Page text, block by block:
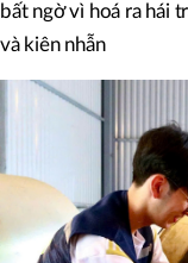
bất ngờ vì hoá ra hái
và kiên nhẫn